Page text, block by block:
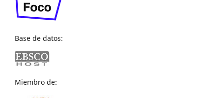
Base de datos:
Miembro de: